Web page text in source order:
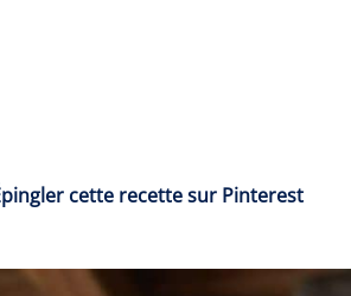
cette recette sur Pinterest